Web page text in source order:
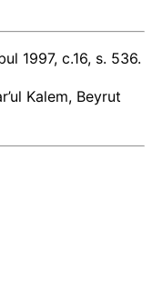
1997, c.16, s. 536.
Kalem, Beyrut